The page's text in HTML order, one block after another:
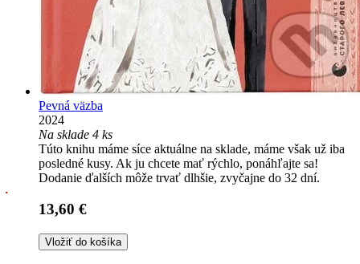
Pevná väzba
2024
Na sklade 4 ks
Túto knihu máme síce aktuálne na sklade, máme však už iba
posledné kusy. Ak ju chcete mať rýchlo, ponáhľajte sa!
Dodanie ďalších môže trvať dlhšie, zvyčajne do 32 dní.
13,60 €
Vložiť do košíka